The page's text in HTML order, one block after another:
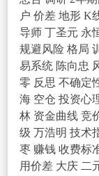
户 价差 地形 K
导师 丁圣元 永
规避风险 格局
易系统 陈向忠
零 反思 不确定
海 空仓 投资心
林 资金曲线 竞
级 万浩明 技术
枣 赚钱 收费标
用价差 大庆 二